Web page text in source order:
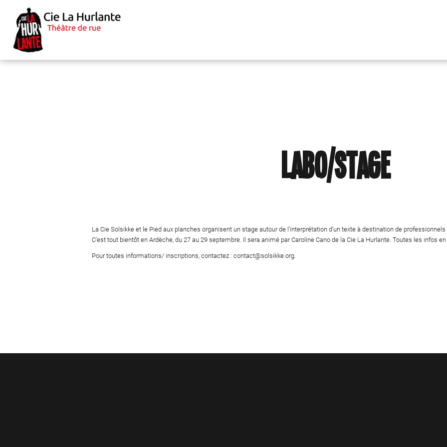
Labo/Stage
La Cie Solsikke et le Pied aux planches organisent un stage autour de l’interprétation d’un texte à destination de
C’est tout bientôt en Ardèche, du 27 au 29 septembre. Il sera animé par Caroline Cano de la Cie La Hurlante. Toutes les infos
Pour toutes informations/ inscriptions, contactez : contact@solsikke.org.